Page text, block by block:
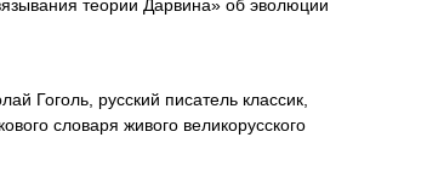
теории Дарвина» об эволюции
Гоголь, русский писатель классик,
словаря живого великорусского